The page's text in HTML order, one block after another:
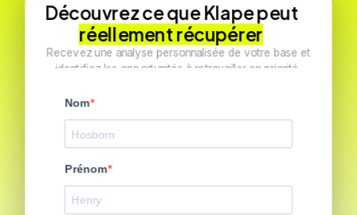
Découvrez ce que Klape peut
réellement récupérer
Recevez une analyse personnalisée de votre base et
identifiez les opportunités à retravailler en priorité.